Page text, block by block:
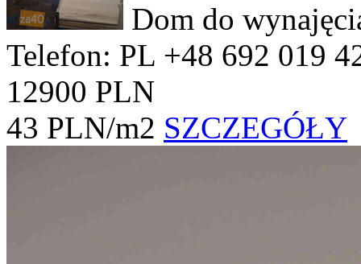
Dom do
Telefon: PL +48 692 019
12900 PLN
43 PLN/m2 SZCZEGÓŁY